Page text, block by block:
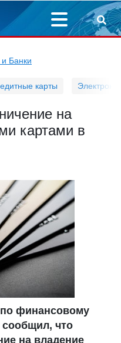
Банки
карты
на
картами в
финансовому
что
на владение